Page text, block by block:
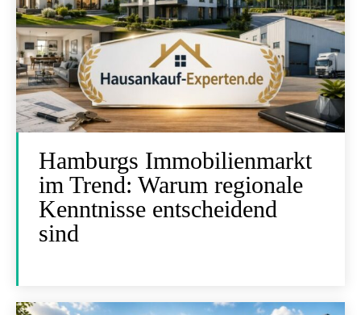
Hamburgs Immobilienmarkt
im Trend: Warum regionale
Kenntnisse entscheidend
sind